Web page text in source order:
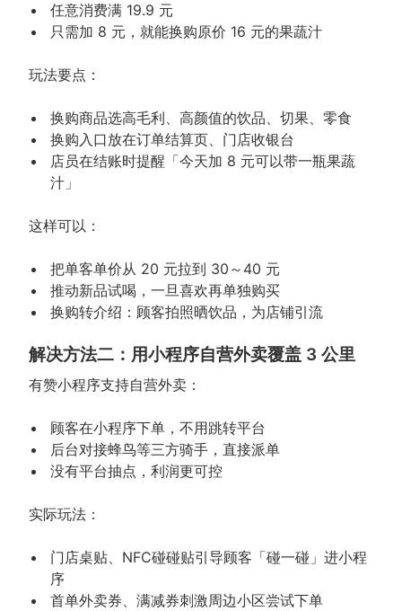
任意消费满 19.9 元
只需加 8 元，就能换购原价 16 元的果蔬汁
玩法要点：
换购商品选高毛利、高颜值的饮品、切果、零食
换购入口放在订单结算页、门店收银台
店员在结账时提醒「今天加 8 元可以带一瓶果蔬
汁」
这样可以：
把单客单价从 20 元拉到 30～40 元
推动新品试喝，一旦喜欢再单独购买
换购转介绍：顾客拍照晒饮品，为店铺引流
解决方法二：用小程序自营外卖覆盖 3 公里
有赞小程序支持自营外卖：
顾客在小程序下单，不用跳转平台
后台对接蜂鸟等三方骑手，直接派单
没有平台抽点，利润更可控
实际玩法：
门店桌贴、NFC碰碰贴引导顾客「碰一碰」进小程
序
首单外卖券、满减券刺激周边小区尝试下单